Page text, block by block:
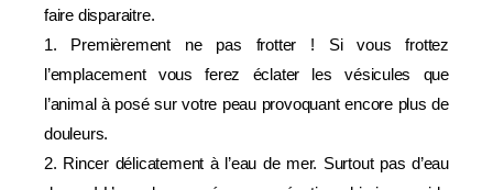
faire disparaitre.
1. Premièrement ne pas frotter ! Si vous frottez
l’emplacement vous ferez éclater les vésicules que
l’animal à posé sur votre peau provoquant encore plus de
douleurs.
2. Rincer délicatement à l’eau de mer. Surtout pas d’eau